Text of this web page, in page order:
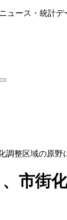
ュース・統計デ
調整区域の原野
市街